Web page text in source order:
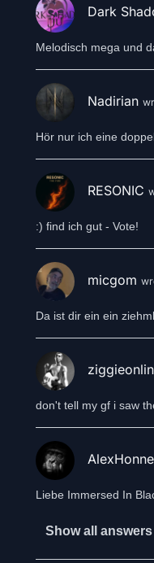
Dark
Melodisch mega und
Nadirian
Hör nur ich eine
RESONIC
:) find ich gut - Vote!
micgom
Da ist dir ein ein
don't tell my gf i saw
Liebe Immersed In
Show all answers